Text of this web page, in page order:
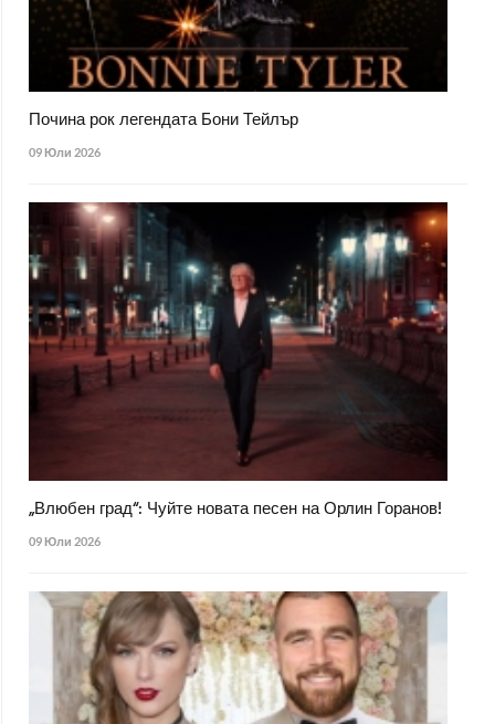
Почина рок легендата Бони Тейлър
09 Юли 2026
„Влюбен град“: Чуйте новата песен на Орлин Горанов!
09 Юли 2026